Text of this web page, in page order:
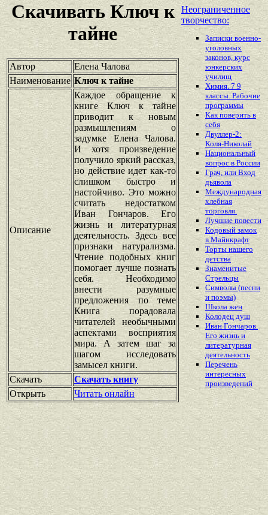
Скачивать Ключ к
тайне
Автор
Елена Чалова
Наименование Ключ к тайне
Описание
Каждое обращение к
книге Ключ к тайне
приводит к новым
размышлениям о
задумке Елена Чалова.
И хотя произведение
получило яркий рассказ,
но действие идет как-то
слишком быстро и
настойчиво. Это можно
считать недостатком
Иван Гончаров. Его
жизнь и литературная
деятельность. Здесь все
признаки натурализма.
Чтение подобных книг
помогает лучше познать
себя. Необходимо
внести разумные
предложения по теме
Книга порадовала
читателей необычными
аспектами восприятия
мира. А затем шаг за
шагом исследовать
замысел книги.
Скачать
Скачать книгу
Открыть
Читать онлайн
Неограниченное
творчество:
Записки военно-
уголовных
законов, курс
юнкерских
училищ
Химия. 7 9
классы. Рабочие
программы
Как поверить в
себя
Двуллер-2:
Коля-Николай
Национальный
вопрос в России
Грач, или Вход
дьявола
Международная
хлебная
торговля.
Лучшие повести
Кодовый замок
в Майнкрафт
Торты нашего
детства
Знаменитые
Стрельцы
Символы (песни
и поэмы)
Школа жен
Колодец душ
Иван Гончаров.
Его жизнь и
литературная
деятельность
Перечень
интересных
произведений